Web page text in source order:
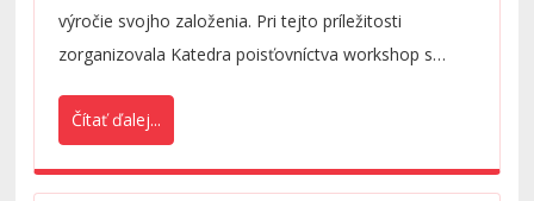
výročie svojho založenia. Pri tejto príležitosti
zorganizovala Katedra poisťovníctva workshop s
univerzít a praxe s cieľom osláviť tento jedinečný
poisťovníctva a diskutovať minulý vývoj i budúce ciele
Čítať ďalej...